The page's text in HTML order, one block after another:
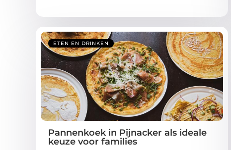
ETEN EN DRINKEN
Pannenkoek in Pijnacker als ideale
keuze voor families